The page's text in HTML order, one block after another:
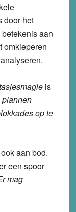
door het
aan
omkieperen
is
op te
aan bod.
een spoor
mag